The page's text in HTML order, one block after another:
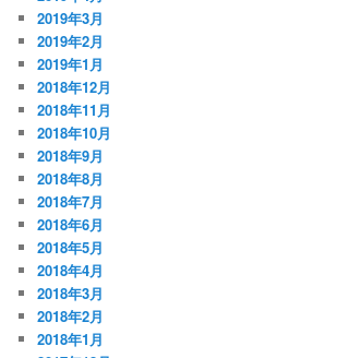
2019年3月
2019年2月
2019年1月
2018年12月
2018年11月
2018年10月
2018年9月
2018年8月
2018年7月
2018年6月
2018年5月
2018年4月
2018年3月
2018年2月
2018年1月